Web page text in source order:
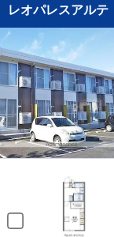
レオパレスアルテ